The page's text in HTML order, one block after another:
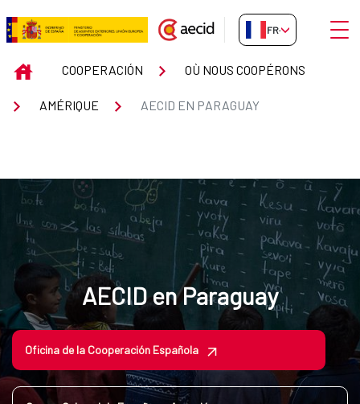
Saut au contenu principal
AECID en Paraguay
FR-FR
INICIOCOOPERACIÓN OÙ NOUS COOPÉRONS
AMÉRIQUE AECID EN PARAGUAY
AECID en Paraguay
Oficina de la Cooperación Española